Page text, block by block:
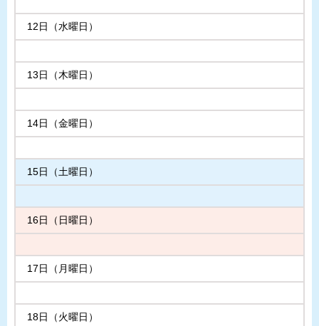
12日（水曜日）
13日（木曜日）
14日（金曜日）
15日（土曜日）
16日（日曜日）
17日（月曜日）
18日（火曜日）